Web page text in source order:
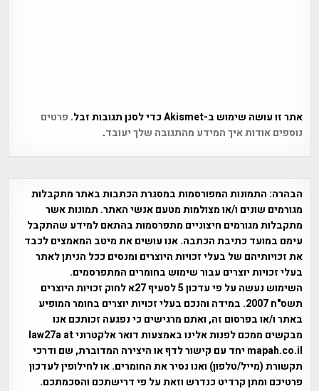
אתר זו עושה שימוש ב-Akismet כדי לסנן תגובות זבל.
פרטים
נוספים אודות איך המידע מהתגובה שלך יעובד.
הבהרה: התמונות המפורסמות במסגרת הכתבות באתר מתקבלות
מגורמים שונים ו/או מצולמות מטעם אנשי האתר. תמונות אשר
מתקבלות מגורמים חיצוניים מתפרסמות בהתאם למידע שהתקבל
עימם במועד כתיבת הכתבה. אנו עושים את מיטב המאמצים לכבד
את זכויותיהם של בעלי זכויות היוצרים ומנסים ככל הניתן לאתר
בעלי זכויות יוצרים עבור שימוש בחומרים המתפרסמים.
השימוש נעשה על פי עדכון 5 לסעיף 27א לחוק זכויות היוצרים
תשס"ח 2007. במידה והנכם בעלי זכויות יוצרים בחומר המופיע
באתר ו/או בפרסום זה, ואתם מרגישים כי נפגעה זכותכם אנו
מבקשים ממכם לפנות אלינו באמצעות דואר אלקטרוני law27a at
mapah.co.il יחד עם קישור לדף או היצירה המדוברת, שם ודרכי
תקשורת (מייל/טלפון) ואנו נסיר את החומרים. או לחילופין לעדכון
פרטיכם ומתן קרדיט כנדרש וזאת על פי דרישתכם והסכמתכם.